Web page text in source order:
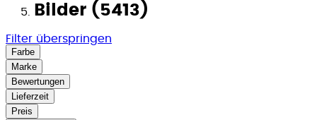
Bilder (5413)
Filter überspringen
Farbe
Marke
Bewertungen
Lieferzeit
Preis